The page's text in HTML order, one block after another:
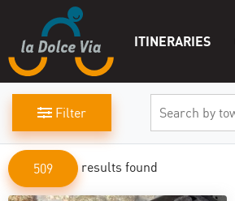
ITINERARIES
Filter
509 results found